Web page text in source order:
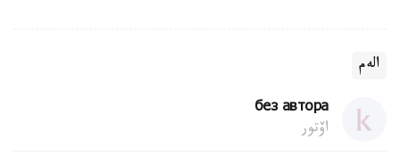
الەم
без автора
اۆتور